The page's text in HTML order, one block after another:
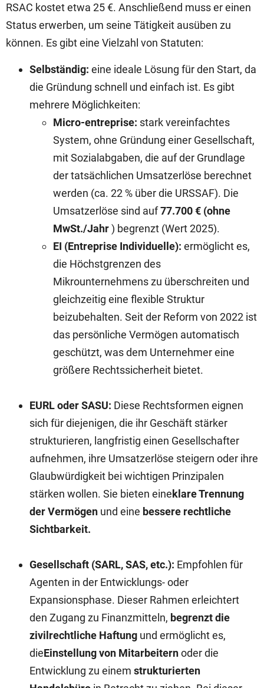
RSAC kostet etwa 25 €. Anschließend muss er einen
Status erwerben, um seine Tätigkeit ausüben zu
können. Es gibt eine Vielzahl von Statuten:
Selbständig: eine ideale Lösung für den Start, da
die Gründung schnell und einfach ist. Es gibt
mehrere Möglichkeiten:
Micro-entreprise: stark vereinfachtes
System, ohne Gründung einer Gesellschaft,
mit Sozialabgaben, die auf der Grundlage
der tatsächlichen Umsatzerlöse berechnet
werden (ca. 22 % über die URSSAF). Die
Umsatzerlöse sind auf77.700 € (ohne
MwSt./Jahr) begrenzt (Wert 2025).
EI (Entreprise Individuelle): ermöglicht es,
die Höchstgrenzen des
Mikrounternehmens zu überschreiten und
gleichzeitig eine flexible Struktur
beizubehalten. Seit der Reform von 2022 ist
das persönliche Vermögen automatisch
geschützt, was dem Unternehmer eine
größere Rechtssicherheit bietet.
EURL oder SASU: Diese Rechtsformen eignen
sich für diejenigen, die ihr Geschäft stärker
strukturieren, langfristig einen Gesellschafter
aufnehmen, ihre Umsatzerlöse steigern oder ihre
Glaubwürdigkeit bei wichtigen Prinzipalen
stärken wollen. Sie bieten eineklare Trennung
der Vermögen und eine bessere rechtliche
Sichtbarkeit.
Gesellschaft (SARL, SAS, etc.): Empfohlen für
Agenten in der Entwicklungs- oder
Expansionsphase. Dieser Rahmen erleichtert
den Zugang zu Finanzmitteln, begrenzt die
zivilrechtliche Haftung und ermöglicht es,
dieEinstellung von Mitarbeiternoder die
Entwicklung zu einem strukturierten